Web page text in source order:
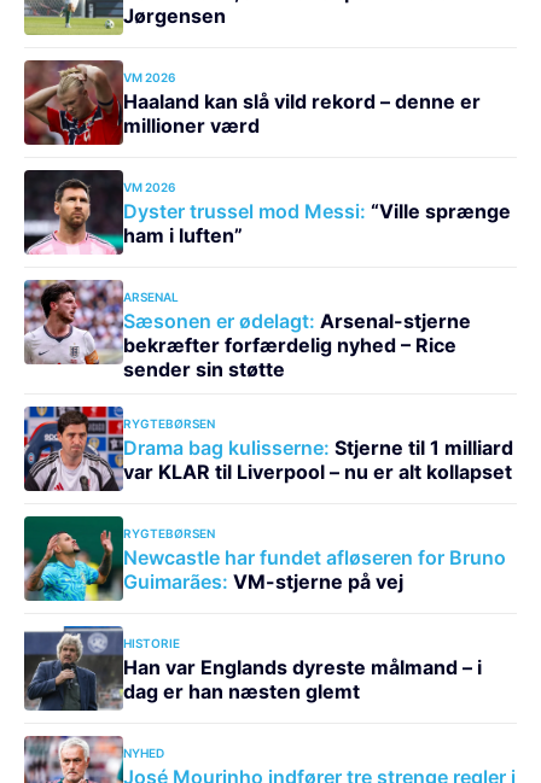
Jørgensen
VM 2026
Haaland kan slå vild rekord – denne er
millioner værd
VM 2026
Dyster trussel mod Messi: “Ville sprænge
ham i luften”
ARSENAL
Sæsonen er ødelagt: Arsenal-stjerne
bekræfter forfærdelig nyhed – Rice
sender sin støtte
RYGTEBØRSEN
Drama bag kulisserne: Stjerne til 1 milliard
var KLAR til Liverpool – nu er alt kollapset
RYGTEBØRSEN
Newcastle har fundet afløseren for Bruno
Guimarães: VM-stjerne på vej
HISTORIE
Han var Englands dyreste målmand – i
dag er han næsten glemt
NYHED
José Mourinho indfører tre strenge regler i